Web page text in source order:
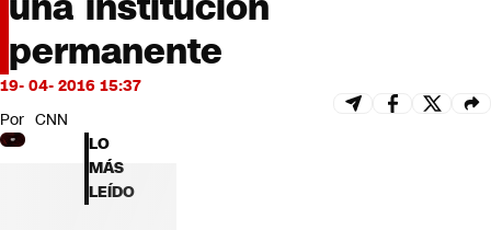
Bits
CNN tiempo
Futuro 360
permanente
19- 04- 2016 15:37
Por CNN
LO
MÁS
LEÍDO